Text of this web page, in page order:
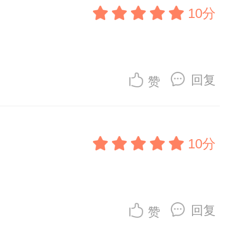
10分
回复
赞
10分
回复
赞